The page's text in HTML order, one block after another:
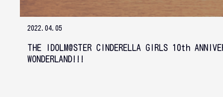
2022.04.05
THE IDOLM@STER CINDERELLA GIRLS 10th
WONDERLAND!!!